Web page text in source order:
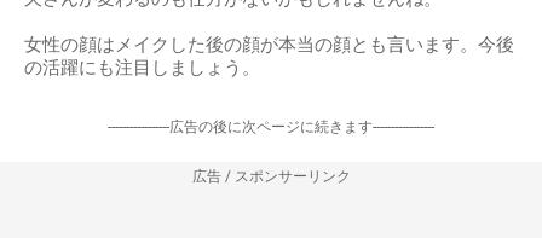
女性の顔はメイクした後の顔が本当の顔とも言います。今後
の活躍にも注目しましょう。
-----------------広告の後に次ページに続きます-----------------
広告 / スポンサーリンク